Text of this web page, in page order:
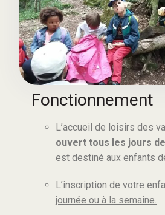
Fonctionnement
L’accueil de loisirs des
ouvert tous les jours
est destiné aux enfants
L’inscription de votre
journée ou à la semaine.